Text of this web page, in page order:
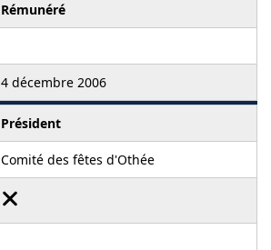
Rémunéré
4 décembre 2006
Président
Comité des fêtes d'Othée